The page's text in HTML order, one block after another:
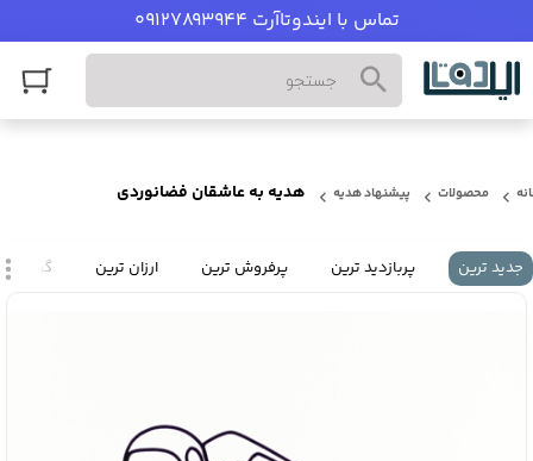
تماس با ایندوتاآرت 09127893944
محصولات پیشنهاد هدیه هدیه به عاشقان فضانوردی
جدید ترین پربازدید ترین پرفروش ترین ارزان ترین گران